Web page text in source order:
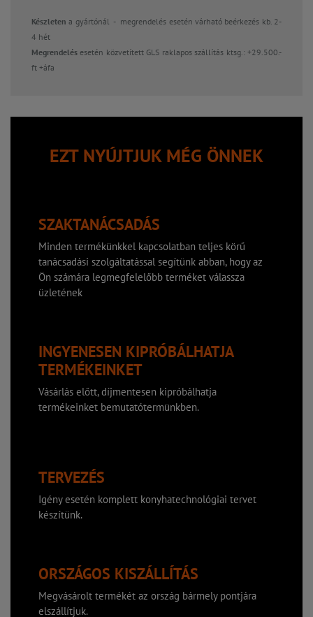
Készletena gyártónál - megrendelés esetén várható beérkezés kb. 2-
4 hét
Megrendelés esetén közvetített GLS raklapos szállítás ktsg.: +29.500.-
ft +áfa
EZT NYÚJTJUK MÉG ÖNNEK
SZAKTANÁCSADÁS
Minden termékünkkel kapcsolatban teljes körű
tanácsadási szolgáltatással segítünk abban, hogy az
Ön számára legmegfelelőbb terméket válassza
üzletének
INGYENESEN KIPRÓBÁLHATJA
TERMÉKEINKET
Vásárlás előtt, díjmentesen kipróbálhatja
termékeinket bemutatótermünkben.
TERVEZÉS
Igény esetén komplett konyhatechnológiai tervet
készítünk.
ORSZÁGOS KISZÁLLÍTÁS
Megvásárolt termékét az ország bármely pontjára
elszállítjuk.